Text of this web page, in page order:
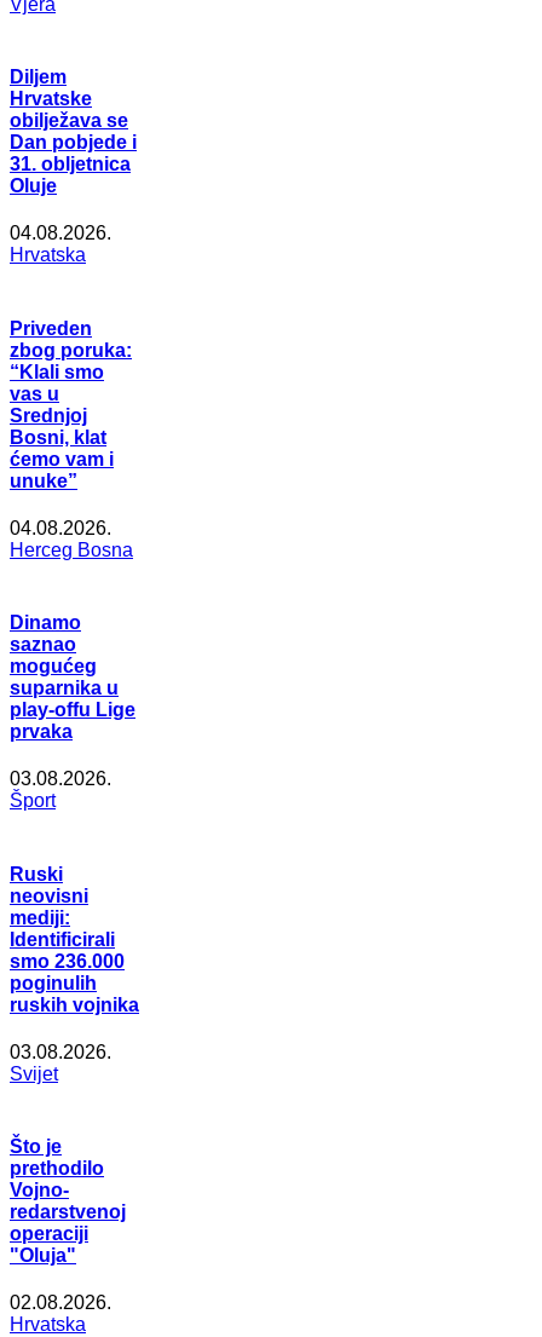
Diljem
Hrvatske
obilježava se
Dan pobjede i
31. obljetnica
Oluje
04.08.2026.
Hrvatska
Priveden
zbog poruka:
“Klali smo
vas u
Srednjoj
Bosni, klat
ćemo vam i
unuke”
04.08.2026.
Herceg Bosna
Dinamo
saznao
mogućeg
suparnika u
play-offu Lige
prvaka
03.08.2026.
Šport
Ruski
neovisni
mediji:
Identificirali
smo 236.000
poginulih
ruskih vojnika
03.08.2026.
Svijet
Što je
prethodilo
Vojno-
redarstvenoj
operaciji
"Oluja"
02.08.2026.
Hrvatska